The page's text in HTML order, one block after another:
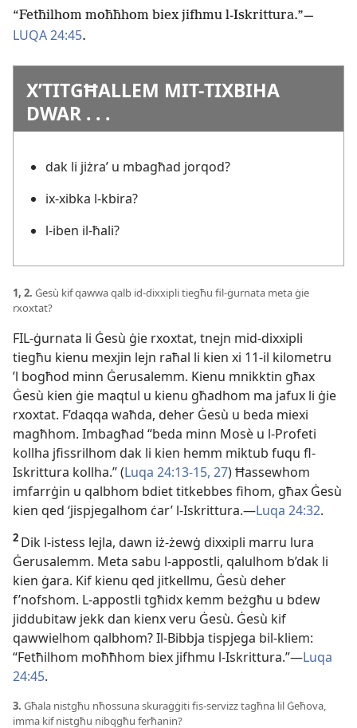
“Fetħilhom moħħhom biex jifhmu l-Iskrittura.”—
LUQA 24:45.
X’TITGĦALLEM MIT-TIXBIHA
DWAR . . .
dak li jiżraʼ u mbagħad jorqod?
ix-xibka l-kbira?
l-iben il-ħali?
1, 2. Ġesù kif qawwa qalb id-dixxipli tiegħu fil-ġurnata meta ġie
rxoxtat?
FIL-ġurnata li Ġesù ġie rxoxtat, tnejn mid-dixxipli
tiegħu kienu mexjin lejn raħal li kien xi 11-il kilometru
’l bogħod minn Ġerusalemm. Kienu mnikktin għax
Ġesù kien ġie maqtul u kienu għadhom ma jafux li ġie
rxoxtat. F’daqqa waħda, deher Ġesù u beda miexi
magħhom. Imbagħad “beda minn Mosè u l-Profeti
kollha jfissrilhom dak li kien hemm miktub fuqu fl-
Iskrittura kollha.” (Luqa 24:13-15, 27) Ħassewhom
imfarrġin u qalbhom bdiet titkebbes fihom, għax Ġesù
kien qed ‘jispjegalhom ċar’ l-Iskrittura.—Luqa 24:32.
2 Dik l-istess lejla, dawn iż-żewġ dixxipli marru lura
Ġerusalemm. Meta sabu l-appostli, qalulhom b’dak li
kien ġara. Kif kienu qed jitkellmu, Ġesù deher
f’nofshom. L-appostli tgħidx kemm beżgħu u bdew
jiddubitaw jekk dan kienx veru Ġesù. Ġesù kif
qawwielhom qalbhom? Il-Bibbja tispjega bil-kliem:
“Fetħilhom moħħhom biex jifhmu l-Iskrittura.”—Luqa
24:45.
3. Għala nistgħu nħossuna skuraġġiti fis-servizz tagħna lil Ġeħova,
imma kif nistgħu nibqgħu ferħanin?